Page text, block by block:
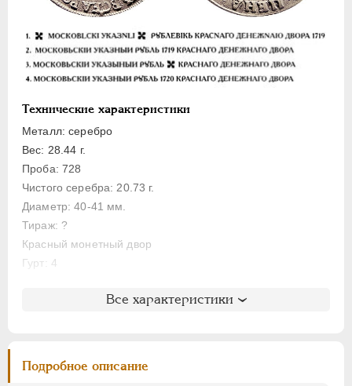
Технические характеристики
Металл: серебро
Вес: 28.44 г.
Проба: 728
Чистого серебра: 20.73 г.
Диаметр: 40-41 мм.
Тираж: ?
Красный монетный двор
Гурт: 4
Литература и редкость
Дьяков: не вошла в описание
Все характеристики
Подробное описание
Пробные
Для Речи Посполитой
Монетовидные жетоны
ЕКАТЕРИНА I 1725-1727
ПЕТР II 1727-1729
АННА ИОАННОВНА
ИОАНН АНТОНОВИЧ
ЕЛИЗАВЕТА
ПЕТР III
ЕКАТЕРИНА II 1762-1796
ПАВЕЛ I
1826-1855
НИКОЛАЙ II 1894-1917